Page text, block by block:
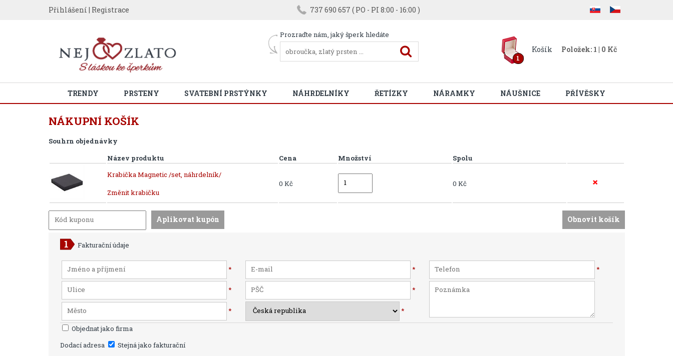
Přihlášení | Registrace 737 690 657 ( PO - PI 8:00 - 16:00 )
Prozraďte nám, jaký šperk hledáte
1
Košík Položek: 1 | 0 Kč
TRENDY PRSTENY SVATEBNÍ PRSTÝNKY NÁHRDELNÍKY ŘETÍZKY NÁRAMKY NÁUŠNICE PŘÍVĚSKY
NÁKUPNÍ KOŠÍK
Souhrn objednávky
Název produktu
Cena Množství
Spolu
Krabička Magnetic /set, náhrdelník/
Změnit krabičku
0 Kč 0 Kč
Fakturační údaje
* * *
* *
*
*
Objednat jako firma
Dodací adresa
Stejná jako fakturační